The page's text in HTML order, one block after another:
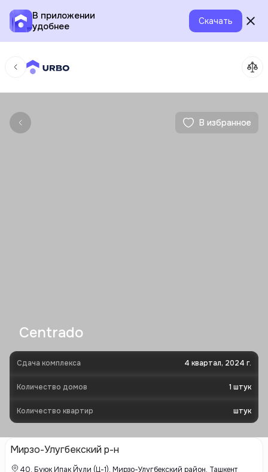
В приложении
удобнее
Скачать
В избранное
Centrado
Сдача комплекса 4 квартал, 2024 г.
Количество домов 1 штук
Количество квартир штук
Мирзо-Улугбекский р-н
40, Буюк Ипак Йули (Ц-1), Мирзо-Улугбекский район, Ташкент